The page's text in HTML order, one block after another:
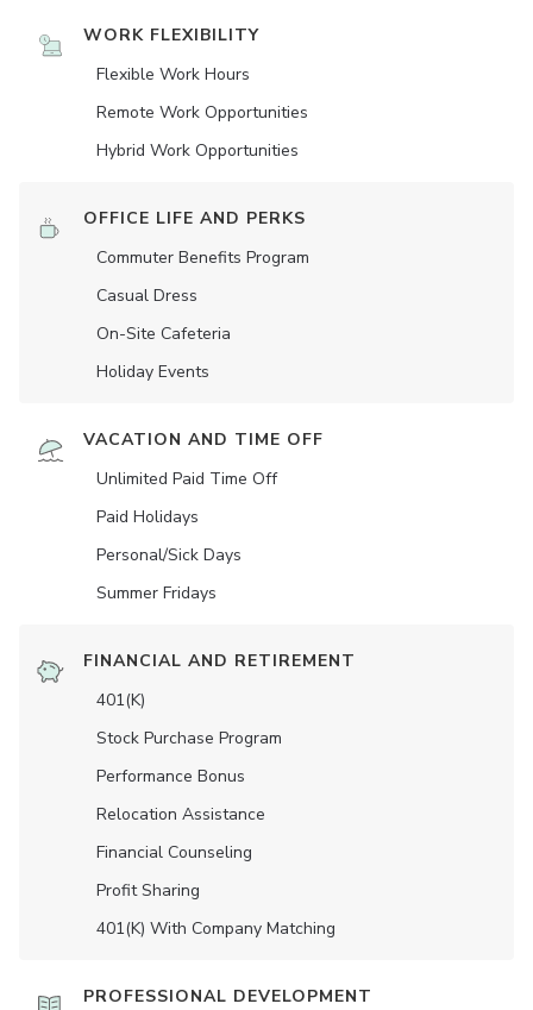
WORK FLEXIBILITY
Flexible Work Hours
Remote Work Opportunities
Hybrid Work Opportunities
OFFICE LIFE AND PERKS
Commuter Benefits Program
Casual Dress
On-Site Cafeteria
Holiday Events
VACATION AND TIME OFF
Unlimited Paid Time Off
Paid Holidays
Personal/Sick Days
Summer Fridays
FINANCIAL AND RETIREMENT
401(K)
Stock Purchase Program
Performance Bonus
Relocation Assistance
Financial Counseling
Profit Sharing
401(K) With Company Matching
PROFESSIONAL DEVELOPMENT